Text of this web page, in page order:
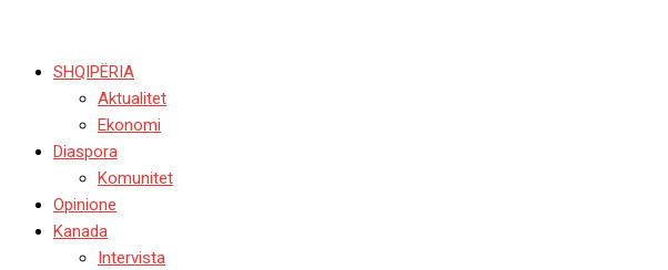
SHQIPËRIA
Aktualitet
Ekonomi
Diaspora
Komunitet
Opinione
Kanada
Intervista